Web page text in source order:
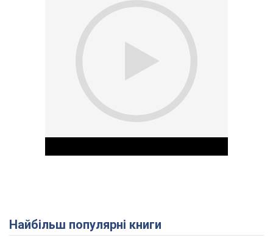
Play Video
Найбільш популярні книги